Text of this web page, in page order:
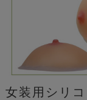
女装用シリ